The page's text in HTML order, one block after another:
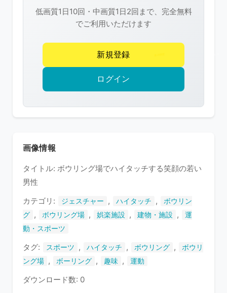
R-
FREE
作
権
護
い
す
低画質1日10回・中画質1日2回まで、完全無料
でご利用いただけます
新規登録
ログイン
画像情報
タイトル: ボウリング場でハイタッチする笑顔の若い
男性
カテゴリ:
ジェスチャー , ハイタッチ ,
ボウリン
グ , ボウリング場 , 娯楽施設 , 建物・施設 ,
運
動・スポーツ
タグ: スポーツ , ハイタッチ , ボウリング ,
ボウリ
ング場 , ボーリング , 趣味 , 運動
ダウンロード数: 0